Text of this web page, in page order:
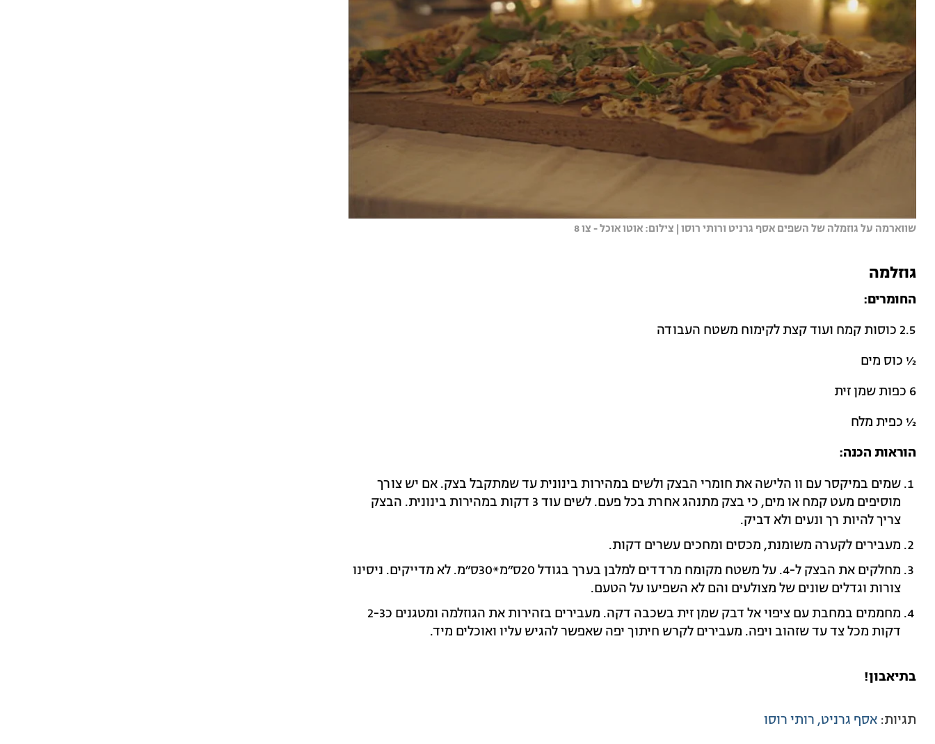
שווארמה על גוזמלה של השפים אסף גרניט ורותי רוסו | צילום: אוטו אוכל - צו 8
גוזלמה
החומרים:
2.5 כוסות קמח ועוד קצת לקימוח משטח העבודה
½ כוס מים
6 כפות שמן זית
½ כפית מלח
הוראות הכנה:
שמים במיקסר עם וו הלישה את חומרי הבצק ולשים במהירות בינונית עד שמתקבל בצק. אם יש צורך
מוסיפים מעט קמח או מים, כי בצק מתנהג אחרת בכל פעם. לשים עוד 3 דקות במהירות בינונית. הבצק
צריך להיות רך ונעים ולא דביק.
מעבירים לקערה משומנת, מכסים ומחכים עשרים דקות.
מחלקים את הבצק ל-4. על משטח מקומח מרדדים למלבן בערך בגודל 20ס״מ*30ס״מ. לא מדייקים. ניסינו
צורות וגדלים שונים של מצולעים והם לא השפיעו על הטעם.
מחממים במחבת עם ציפוי אל דבק שמן זית בשכבה דקה. מעבירים בזהירות את הגוזלמה ומטגנים כ2-3
דקות מכל צד עד שזהוב ויפה. מעבירים לקרש חיתוך יפה שאפשר להגיש עליו ואוכלים מיד.
בתיאבון!
תגיות: אסף גרניט רותי רוסו